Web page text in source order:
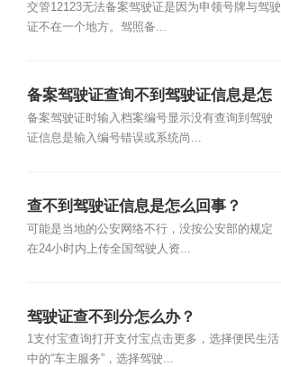
是？
交管12123无法备案驾驶证是因为申领号牌与驾驶
证不在一个地方。驾照备...
备案驾驶证查询不到驾驶证信息是怎
么回事？
备案驾驶证时输入档案编号显示没有查询到驾驶
证信息是输入编号错误或系统尚...
查不到驾驶证信息是怎么回事？
可能是当地的公安网络不行，没按公安部的规定
在24小时内上传全国驾驶人资...
驾驶证查不到分怎么办？
1支付宝查询打开支付宝点击更多，选择便民生活
中的“车主服务”，选择驾驶...